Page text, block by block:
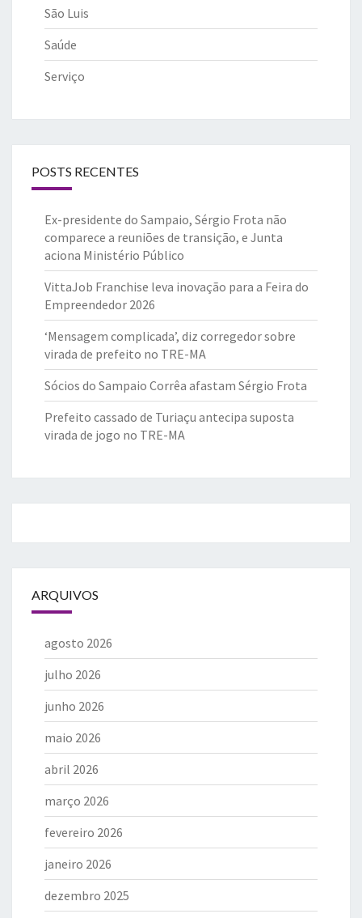
São Luis
Saúde
Serviço
POSTS RECENTES
Ex-presidente do Sampaio, Sérgio Frota não
comparece a reuniões de transição, e Junta
aciona Ministério Público
VittaJob Franchise leva inovação para a Feira do
Empreendedor 2026
‘Mensagem complicada’, diz corregedor sobre
virada de prefeito no TRE-MA
Sócios do Sampaio Corrêa afastam Sérgio Frota
Prefeito cassado de Turiaçu antecipa suposta
virada de jogo no TRE-MA
ARQUIVOS
agosto 2026
julho 2026
junho 2026
maio 2026
abril 2026
março 2026
fevereiro 2026
janeiro 2026
dezembro 2025